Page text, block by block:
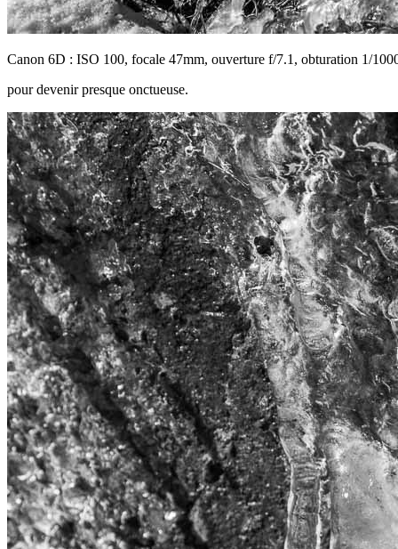
Canon 6D : ISO 100, focale 47mm, ouverture f/7.1, obturation 1/
pour devenir presque onctueuse.